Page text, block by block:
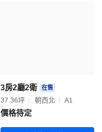
3房2廳2衛 在售
37.36坪 朝西北 A1
價格待定